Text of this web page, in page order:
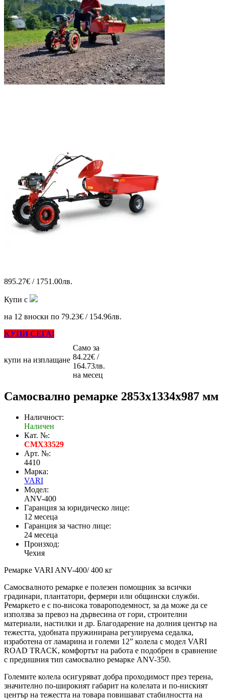
895.27€ / 1751.00лв.
Купи с
на 12 вноски по 79.23€ / 154.96лв.
КУПИ СЕГА!
купи на изплащане
Само за
84.22€ /
164.73лв.
на месец
Самосвално ремарке 2853x1334x987 мм
Наличност:
Наличен
Кат. №:
CMX33529
Арт. №:
4410
Марка:
VARI
Модел:
ANV-400
Гаранция за юридическо лице:
12 месеца
Гаранция за частно лице:
24 месеца
Произход:
Чехия
Ремарке VARI ANV-400/ 400 кг
Самосвалното ремарке е полезен помощник за всички
градинари, плантатори, фермери или общински служби.
Ремаркето е с по-висока товароподемност, за да може да се
използва за превоз на дървесина от гори, строителни
материали, настилки и др. Благодарение на долния център на
тежестта, удобната пружинирана регулируема седалка,
изработена от ламарина и големи 12” колела с модел VARI
ROAD TRACK, комфортът на работа е подобрен в сравнение
с предишния тип самосвално ремарке ANV-350.
Големите колела осигуряват добра проходимост през терена,
значително по-широкият габарит на колелата и по-ниският
център на тежестта на товара повишават стабилността на